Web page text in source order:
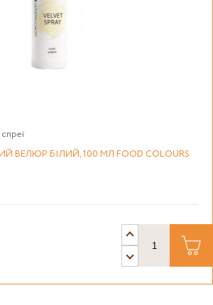
БІЛИЙ, 100 МЛ FOOD COLOURS